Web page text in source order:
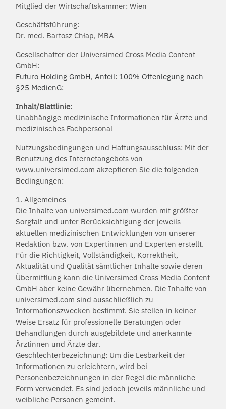
Mitglied der Wirtschaftskammer: Wien
Geschäftsführung:
Dr. med. Bartosz Chłap, MBA
Gesellschafter der Universimed Cross Media Content
GmbH:
Futuro Holding GmbH, Anteil: 100% Offenlegung nach
§25 MedienG:
Inhalt/Blattlinie:
Unabhängige medizinische Informationen für Ärzte und
medizinisches Fachpersonal
Nutzungsbedingungen und Haftungsausschluss: Mit der
Benutzung des Internetangebots von
www.universimed.com akzeptieren Sie die folgenden
Bedingungen:
1. Allgemeines
Die Inhalte von universimed.com wurden mit größter
Sorgfalt und unter Berücksichtigung der jeweils
aktuellen medizinischen Entwicklungen von unserer
Redaktion bzw. von Expertinnen und Experten erstellt.
Für die Richtigkeit, Vollständigkeit, Korrektheit,
Aktualität und Qualität sämtlicher Inhalte sowie deren
Übermittlung kann die Universimed Cross Media Content
GmbH aber keine Gewähr übernehmen. Die Inhalte von
universimed.com sind ausschließlich zu
Informationszwecken bestimmt. Sie stellen in keiner
Weise Ersatz für professionelle Beratungen oder
Behandlungen durch ausgebildete und anerkannte
Ärztinnen und Ärzte dar.
Geschlechterbezeichnung: Um die Lesbarkeit der
Informationen zu erleichtern, wird bei
Personenbezeichnungen in der Regel die männliche
Form verwendet. Es sind jedoch jeweils männliche und
weibliche Personen gemeint.